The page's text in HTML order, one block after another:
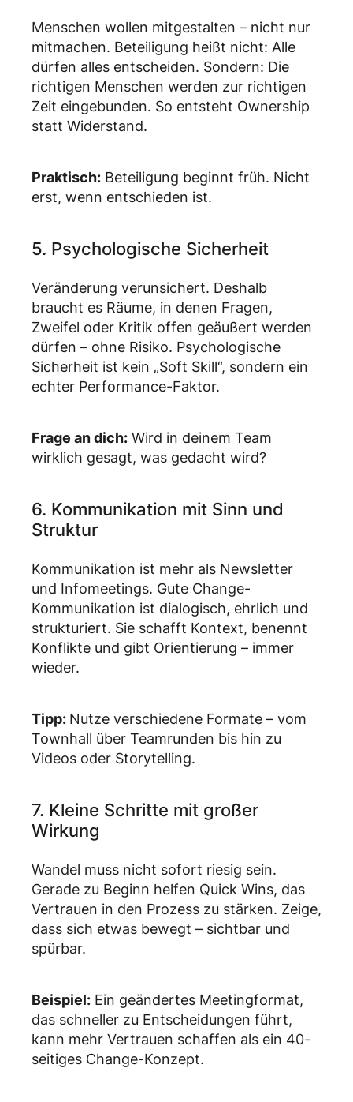
Menschen wollen mitgestalten – nicht nur
mitmachen. Beteiligung heißt nicht: Alle
dürfen alles entscheiden. Sondern: Die
richtigen Menschen werden zur richtigen
Zeit eingebunden. So entsteht Ownership
statt Widerstand.
Praktisch: Beteiligung beginnt früh. Nicht
erst, wenn entschieden ist.
5. Psychologische Sicherheit
Veränderung verunsichert. Deshalb
braucht es Räume, in denen Fragen,
Zweifel oder Kritik offen geäußert werden
dürfen – ohne Risiko. Psychologische
Sicherheit ist kein „Soft Skill“, sondern ein
echter Performance-Faktor.
Frage an dich: Wird in deinem Team
wirklich gesagt, was gedacht wird?
6. Kommunikation mit Sinn und
Struktur
Kommunikation ist mehr als Newsletter
und Infomeetings. Gute Change-
Kommunikation ist dialogisch, ehrlich und
strukturiert. Sie schafft Kontext, benennt
Konflikte und gibt Orientierung – immer
wieder.
Tipp: Nutze verschiedene Formate – vom
Townhall über Teamrunden bis hin zu
Videos oder Storytelling.
7. Kleine Schritte mit großer
Wirkung
Wandel muss nicht sofort riesig sein.
Gerade zu Beginn helfen Quick Wins, das
Vertrauen in den Prozess zu stärken. Zeige,
dass sich etwas bewegt – sichtbar und
spürbar.
Beispiel: Ein geändertes Meetingformat,
das schneller zu Entscheidungen führt,
kann mehr Vertrauen schaffen als ein 40-
seitiges Change-Konzept.